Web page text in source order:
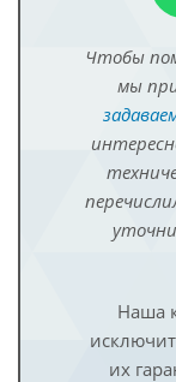
Чтобы
мы
Наша
их